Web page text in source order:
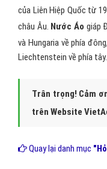
của Liên Hiệp Quốc từ
châu Âu. Nước Áo giáp
và Hungaria về phía
Liechtenstein về phía tây.
Trân trọng! Cảm
trên Website
Quay lại danh mục